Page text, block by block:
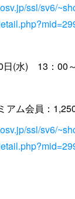
ssl/sv6/
(水) 13：00
ム会員：
ssl/sv6/